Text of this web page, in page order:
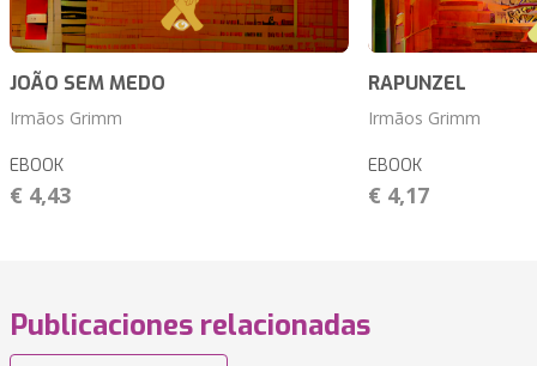
JOÃO SEM MEDO
Irmãos Grimm
EBOOK
€ 4,43
RAPUNZEL
Irmãos Grimm
EBOOK
€ 4,17
Publicaciones relacionadas